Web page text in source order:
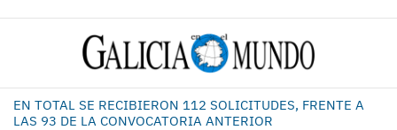
EN TOTAL SE RECIBIERON 112 SOLICITUDES, FRENTE A
LAS 93 DE LA CONVOCATORIA ANTERIOR